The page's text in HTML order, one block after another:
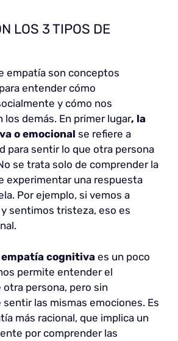
LOS 3 TIPOS DE
empatía son conceptos
entender cómo
y cómo nos
demás. En primer lugar, la
o emocional se refiere a
para sentir lo que otra persona
se trata solo de comprender la
experimentar una respuesta
Por ejemplo, si vemos a
sentimos tristeza, eso es
empatía cognitiva es un poco
permite entender el
persona, pero sin
las mismas emociones. Es
más racional, que implica un
por comprender las